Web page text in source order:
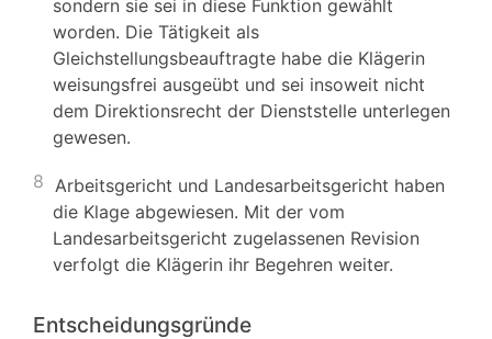
sondern sie sei in diese Funktion gewählt
worden. Die Tätigkeit als
Gleichstellungsbeauftragte habe die Klägerin
weisungsfrei ausgeübt und sei insoweit nicht
dem Direktionsrecht der Dienststelle unterlegen
gewesen.
8 Arbeitsgericht und Landesarbeitsgericht haben
die Klage abgewiesen. Mit der vom
Landesarbeitsgericht zugelassenen Revision
verfolgt die Klägerin ihr Begehren weiter.
Entscheidungsgründe